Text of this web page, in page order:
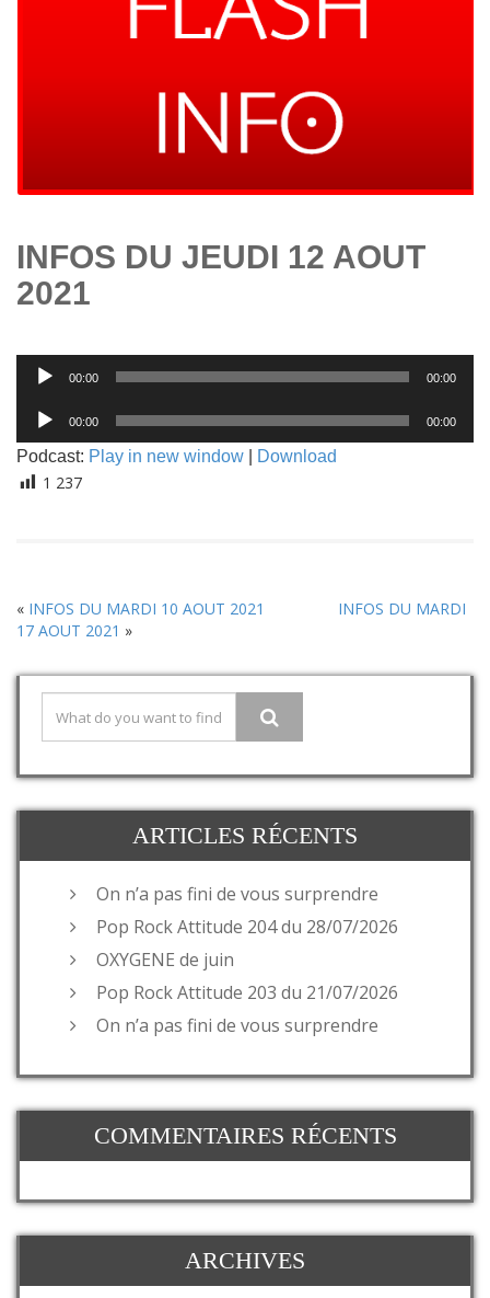
INFOS DU JEUDI 12 AOUT
2021
Lecteur
audio
00:00 00:00
Lecteur
audio
00:00 00:00
Podcast: Play in new window Download
1 237
« INFOS DU MARDI 10 AOUT 2021
INFOS DU MARDI
17 AOUT 2021 »
ARTICLES RÉCENTS
On n’a pas fini de vous surprendre
Pop Rock Attitude 204 du 28/07/2026
OXYGENE de juin
Pop Rock Attitude 203 du 21/07/2026
On n’a pas fini de vous surprendre
COMMENTAIRES RÉCENTS
ARCHIVES